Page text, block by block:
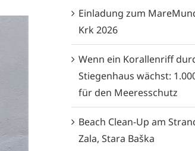
Einladung zum
Krk 2026
Wenn ein Korallenriff
Stiegenhaus wächst:
für den Meeresschutz
Beach Clean-Up am
Zala, Stara Baška